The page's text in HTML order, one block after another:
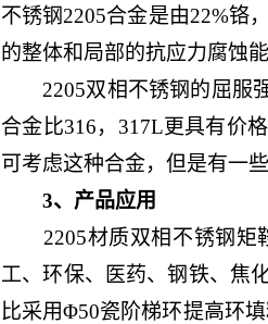
不锈钢2205合金是由22%铬
的整体和局部的抗应力腐蚀能
2205双相不锈钢的屈服强
合金比316，317L更具有价
可考虑这种合金，但是有一
3、产品应用
2205材质双相不锈钢矩鞍
工、环保、医药、钢铁、焦
比采用Φ50瓷阶梯环提高环